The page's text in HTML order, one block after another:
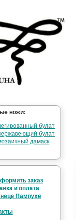
ножи:
булат
булат
дамаск
заказ
и оплата
Пампухе